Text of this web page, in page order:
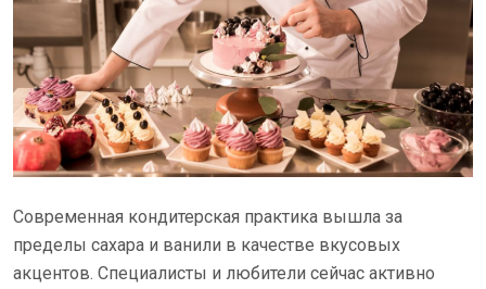
Современная кондитерская практика вышла за
пределы сахара и ванили в качестве вкусовых
акцентов. Специалисты и любители сейчас активно